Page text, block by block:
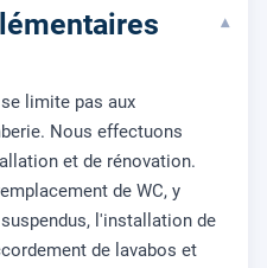
▾
limite pas aux
Nous effectuons
et de rénovation.
de WC, y
l'installation de
de lavabos et